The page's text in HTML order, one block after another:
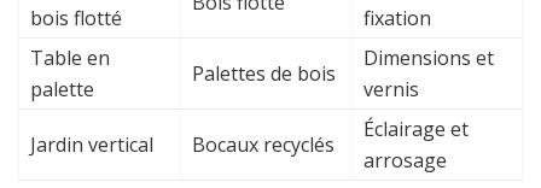
bois flotté
fixation
Table en
palette
Palettes de bois
Dimensions et
vernis
Jardin vertical Bocaux recyclés
Éclairage et
arrosage